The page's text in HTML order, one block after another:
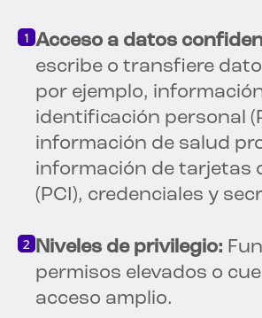
Acceso a datos
escribe o transfiere
por ejemplo,
identificación personal
información de salud
información de tarjetas
(PCI), credenciales y
Niveles de privilegio:
permisos elevados o
acceso amplio.